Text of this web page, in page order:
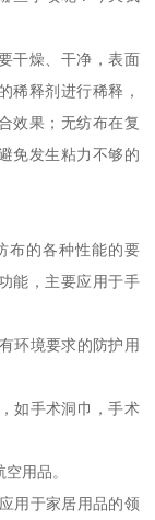
干燥、干净，表面
稀释剂进行稀释，
效果；无纺布在复
免发生粘力不够的
布的各种性能的要
能，主要应用于手
环境要求的防护用
如手术洞巾，手术
用品。
用于家居用品的领